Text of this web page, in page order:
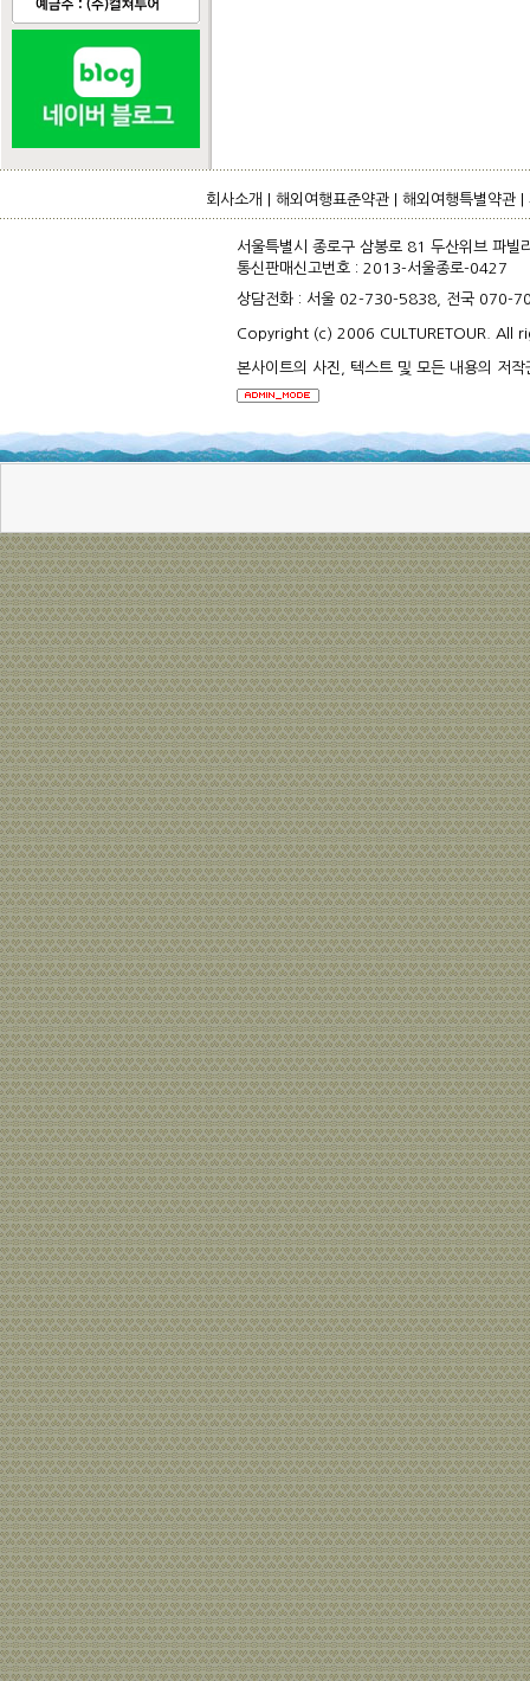
회사소개 해외여행표준약관 해외여행특별약관
서울특별시 종로구 삼봉로 81 두산위브 파빌
통신판매신고번호 : 2013-서울종로-
상담전화 : 서울 02-730-5838, 전국
Copyright (c) 2006 CULTURETOUR. All
본사이트의 사진, 텍스트 및 모든 내용의 저